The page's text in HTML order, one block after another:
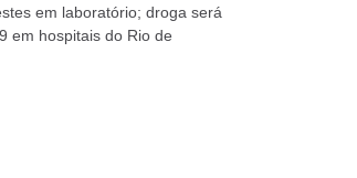
em laboratório; droga será
em hospitais do Rio de